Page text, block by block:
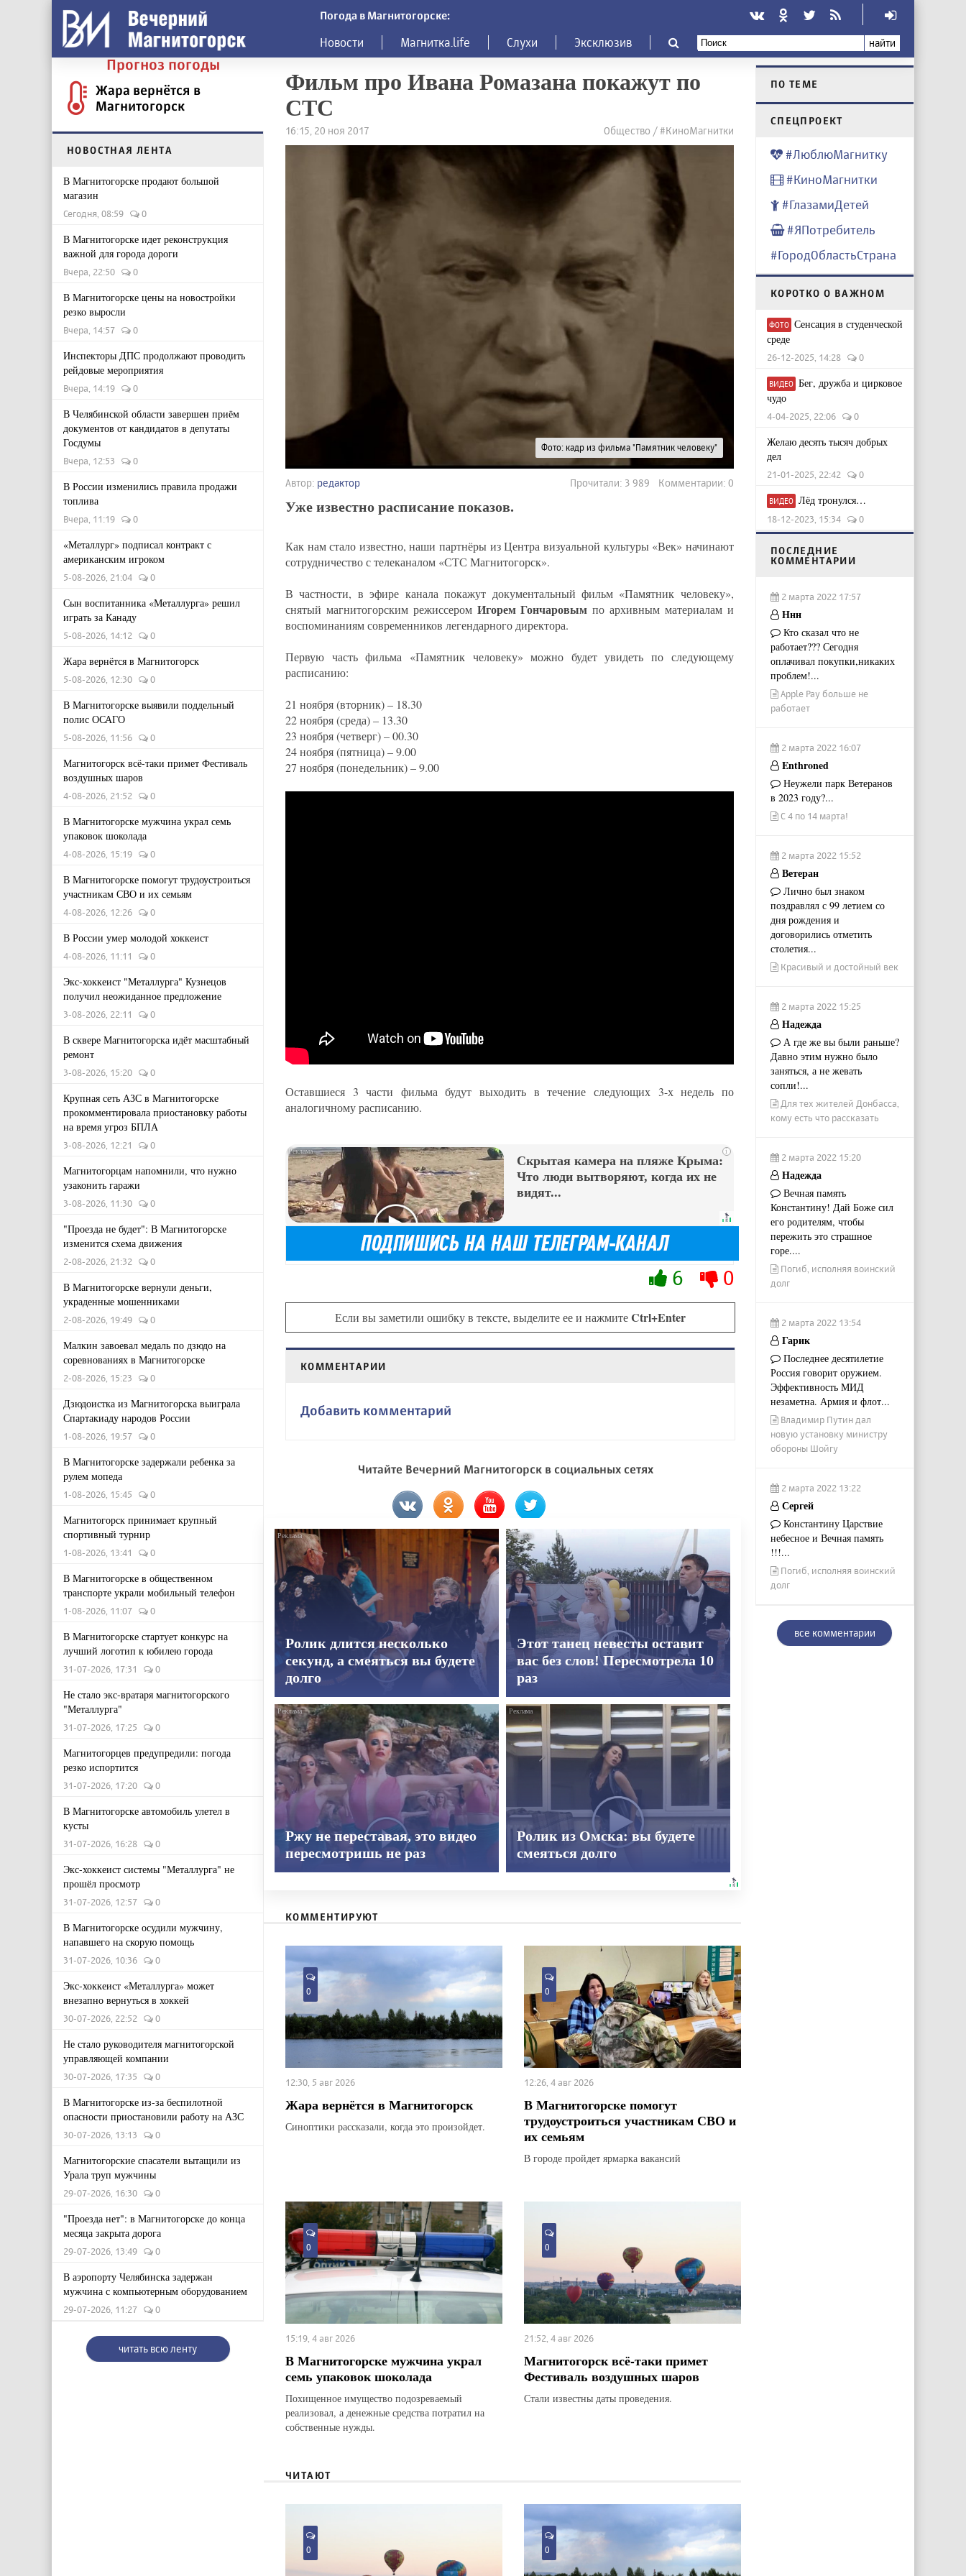
Погода в Магнитогорске:
Новости Магнитка.life Слухи Эксклюзив найти
Прогноз погоды
Жара вернётся в
Магнитогорск
НОВОСТНАЯ ЛЕНТА
В Магнитогорске продают большой
магазин
Сегодня, 08:59 0
В Магнитогорске идет реконструкция
важной для города дороги
Вчера, 22:50 0
В Магнитогорске цены на новостройки
резко выросли
Вчера, 14:57 0
Инспекторы ДПС продолжают проводить
рейдовые мероприятия
Вчера, 14:19 0
В Челябинской области завершен приём
документов от кандидатов в депутаты
Госдумы
Вчера, 12:53 0
В России изменились правила продажи
топлива
Вчера, 11:19 0
«Металлург» подписал контракт с
американским игроком
5-08-2026, 21:04 0
Сын воспитанника «Металлурга» решил
играть за Канаду
5-08-2026, 14:12 0
Жара вернётся в Магнитогорск
5-08-2026, 12:30 0
В Магнитогорске выявили поддельный
полис ОСАГО
5-08-2026, 11:56 0
Магнитогорск всё-таки примет Фестиваль
воздушных шаров
4-08-2026, 21:52 0
В Магнитогорске мужчина украл семь
упаковок шоколада
4-08-2026, 15:19 0
В Магнитогорске помогут трудоустроиться
участникам СВО и их семьям
4-08-2026, 12:26 0
В России умер молодой хоккеист
4-08-2026, 11:11 0
Экс-хоккеист "Металлурга" Кузнецов
получил неожиданное предложение
3-08-2026, 22:11 0
В сквере Магнитогорска идёт масштабный
ремонт
3-08-2026, 15:20 0
Крупная сеть АЗС в Магнитогорске
прокомментировала приостановку работы
на время угроз БПЛА
3-08-2026, 12:21 0
Магнитогорцам напомнили, что нужно
узаконить гаражи
3-08-2026, 11:30 0
"Проезда не будет": В Магнитогорске
изменится схема движения
2-08-2026, 21:32 0
В Магнитогорске вернули деньги,
украденные мошенниками
2-08-2026, 19:49 0
Малкин завоевал медаль по дзюдо на
соревнованиях в Магнитогорске
2-08-2026, 15:23 0
Дзюдоистка из Магнитогорска выиграла
Спартакиаду народов России
1-08-2026, 19:57 0
В Магнитогорске задержали ребенка за
рулем мопеда
1-08-2026, 15:45 0
Магнитогорск принимает крупный
спортивный турнир
1-08-2026, 13:41 0
В Магнитогорске в общественном
транспорте украли мобильный телефон
1-08-2026, 11:07 0
В Магнитогорске стартует конкурс на
лучший логотип к юбилею города
31-07-2026, 17:31 0
Не стало экс-вратаря магнитогорского
"Металлурга"
31-07-2026, 17:25 0
Магнитогорцев предупредили: погода
резко испортится
31-07-2026, 17:20 0
В Магнитогорске автомобиль улетел в
кусты
31-07-2026, 16:28 0
Экс-хоккеист системы "Металлурга" не
прошёл просмотр
31-07-2026, 12:57 0
В Магнитогорске осудили мужчину,
напавшего на скорую помощь
31-07-2026, 10:36 0
Экс-хоккеист «Металлурга» может
внезапно вернуться в хоккей
30-07-2026, 22:52 0
Не стало руководителя магнитогорской
управляющей компании
30-07-2026, 17:35 0
В Магнитогорске из-за беспилотной
опасности приостановили работу на АЗС
30-07-2026, 13:13 0
Магнитогорские спасатели вытащили из
Урала труп мужчины
29-07-2026, 16:30 0
"Проезда нет": в Магнитогорске до конца
месяца закрыта дорога
29-07-2026, 13:49 0
В аэропорту Челябинска задержан
мужчина с компьютерным оборудованием
29-07-2026, 11:27 0
читать всю ленту
Фильм про Ивана Ромазана покажут по
СТС
16:15, 20 ноя 2017 Общество / #КиноМагнитки
Фото: кадр из фильма "Памятник человеку"
Автор: редактор Прочитали: 3 989 Комментарии: 0
Уже известно расписание показов.
Как нам стало известно, наши партнёры из Центра визуальной культуры «Век» начинают
сотрудничество с телеканалом «СТС Магнитогорск».
В частности, в эфире канала покажут документальный фильм «Памятник человеку»,
снятый магнитогорским режиссером Игорем Гончаровым по архивным материалам и
воспоминаниям современников легендарного директора.
Первую часть фильма «Памятник человеку» можно будет увидеть по следующему
расписанию:
21 ноября (вторник) – 18.30
22 ноября (среда) – 13.30
23 ноября (четверг) – 00.30
24 ноября (пятница) – 9.00
27 ноября (понедельник) – 9.00
Оставшиеся 3 части фильма будут выходить в течение следующих 3-х недель по
аналогичному расписанию.
i
Скрытая камера на пляже Крыма:
Что люди вытворяют, когда их не
видят...
6 0
Если вы заметили ошибку в тексте, выделите ее и нажмитеCtrl+Enter
КОММЕНТАРИИ
Добавить комментарий
Читайте Вечерний Магнитогорск в социальных сетях
Ролик длится несколько
секунд, а смеяться вы будете
долго
Этот танец невесты оставит
вас без слов! Пересмотрела 10
раз
Ржу не переставая, это видео
пересмотришь не раз
Ролик из Омска: вы будете
смеяться долго
КОММЕНТИРУЮТ
0
12:30, 5 авг 2026
Жара вернётся в Магнитогорск
Синоптики рассказали, когда это произойдет.
0
12:26, 4 авг 2026
В Магнитогорске помогут
трудоустроиться участникам СВО и
их семьям
В городе пройдет ярмарка вакансий
0
15:19, 4 авг 2026
В Магнитогорске мужчина украл
семь упаковок шоколада
Похищенное имущество подозреваемый
реализовал, а денежные средства потратил на
собственные нужды.
0
21:52, 4 авг 2026
Магнитогорск всё-таки примет
Фестиваль воздушных шаров
Стали известны даты проведения.
ЧИТАЮТ
0 0
ПО ТЕМЕ
CПЕЦПРОЕКТ
#ЛюблюМагнитку
#КиноМагнитки
#ГлазамиДетей
#ЯПотребитель
#ГородОбластьСтрана
КОРОТКО О ВАЖНОМ
ФОТО Сенсация в студенческой
среде
26-12-2025, 14:28 0
ВИДЕО Бег, дружба и цирковое
чудо
4-04-2025, 22:06 0
Желаю десять тысяч добрых
дел
21-01-2025, 22:42 0
ВИДЕО Лёд тронулся…
18-12-2023, 15:34 0
ПОСЛЕДНИЕ
КОММЕНТАРИИ
2 марта 2022 17:57
Ннн
Кто сказал что не
работает??? Сегодня
оплачивал покупки,никаких
проблем!...
Apple Pay больше не
работает
2 марта 2022 16:07
Enthroned
Неужели парк Ветеранов
в 2023 году?...
С 4 по 14 марта!
2 марта 2022 15:52
Ветеран
Лично был знаком
поздравлял с 99 летием со
дня рождения и
договорились отметить
столетия...
Красивый и достойный век
2 марта 2022 15:25
Надежда
А где же вы были раньше?
Давно этим нужно было
заняться, а не жевать
сопли!...
Для тех жителей Донбасса,
кому есть что рассказать
2 марта 2022 15:20
Надежда
Вечная память
Константину! Дай Боже сил
его родителям, чтобы
пережить это страшное
горе....
Погиб, исполняя воинский
долг
2 марта 2022 13:54
Гарик
Последнее десятилетие
Россия говорит оружием.
Эффективность МИД
незаметна. Армия и флот...
Владимир Путин дал
новую установку министру
обороны Шойгу
2 марта 2022 13:22
Сергей
Константину Царствие
небесное и Вечная память
!!!...
Погиб, исполняя воинский
долг
все комментарии